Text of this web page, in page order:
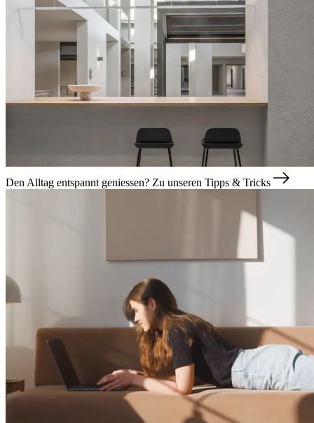
Den Alltag entspannt geniessen? Zu unseren Tipps & Tricks